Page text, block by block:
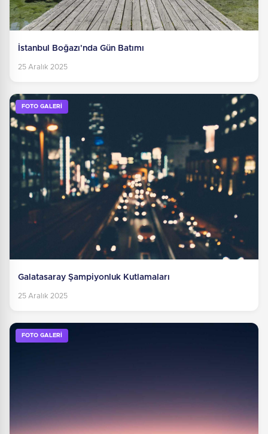
İstanbul Boğazı'nda Gün Batımı
25 Aralık 2025
FOTO GALERİ
Galatasaray Şampiyonluk Kutlamaları
25 Aralık 2025
FOTO GALERİ